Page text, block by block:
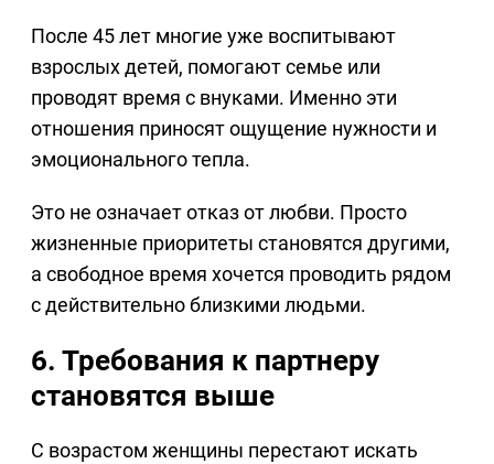
После 45 лет многие уже воспитывают
взрослых детей, помогают семье или
проводят время с внуками. Именно эти
отношения приносят ощущение нужности и
эмоционального тепла.
Это не означает отказ от любви. Просто
жизненные приоритеты становятся другими,
а свободное время хочется проводить рядом
с действительно близкими людьми.
6. Требования к партнеру
становятся выше
С возрастом женщины перестают искать